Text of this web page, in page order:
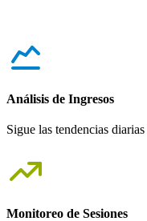
Análisis de Ingresos
Sigue las tendencias
Monitoreo de Sesiones